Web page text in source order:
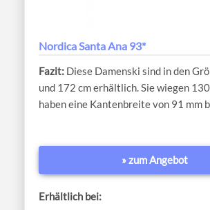
Nordica Santa Ana 93*
Diese Damenski sind in den
und 172 cm erhältlich. Sie wiegen
haben eine Kantenbreite von 91 mm
» zum Angebot
Erhältlich bei: